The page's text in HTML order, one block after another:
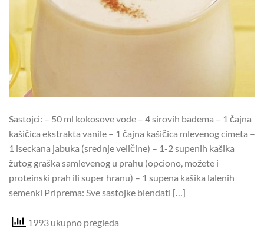
Sastojci: – 50 ml kokosove vode – 4 sirovih badema – 1 čajna
kašičica ekstrakta vanile – 1 čajna kašičica mlevenog cimeta –
1 iseckana jabuka (srednje veličine) – 1-2 supenih kašika
žutog graška samlevenog u prahu (opciono, možete i
proteinski prah ili super hranu) – 1 supena kašika lalenih
semenki Priprema: Sve sastojke blendati […]
1993 ukupno pregleda